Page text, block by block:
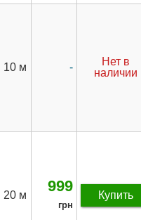
10 м -
Нет в
наличии
20 м
999
грн
Купить